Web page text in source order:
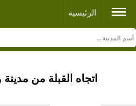
الرئيسية
اتجاه القبلة من مدينة